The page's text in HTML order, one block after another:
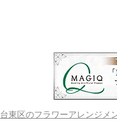
台東区のフラワーアレンジメ